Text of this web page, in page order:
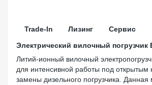
Trade-In Лизинг
Сервис
Электрический вилочный погрузчик
Литий-ионный вилочный
для интенсивной работы под открытым
замены дизельного погрузчика. Данная